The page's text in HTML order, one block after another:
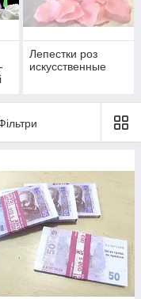
Лепестки роз
искусственные